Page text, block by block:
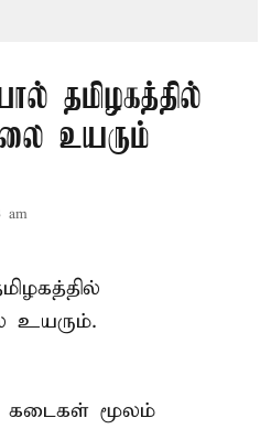
தமிழகத்தில்
உயரும்
am
உயரும்.
கடைகள் மூலம்